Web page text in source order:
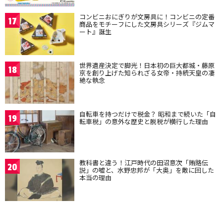
17 コンビニおにぎりが文房具に！コンビニの定番
商品をモチーフにした文房具シリーズ『ジムマ
ート』誕生
18 世界遺産決定で脚光！日本初の巨大都城・藤原
京を創り上げた知られざる女帝・持統天皇の凄
絶な執念
19 自転車を持つだけで税金？ 昭和まで続いた「自
転車税」の意外な歴史と脱税が横行した理由
20 教科書と違う！江戸時代の田沼意次「賄賂伝
説」の嘘と、水野忠邦が「大奥」を敵に回した
本当の理由